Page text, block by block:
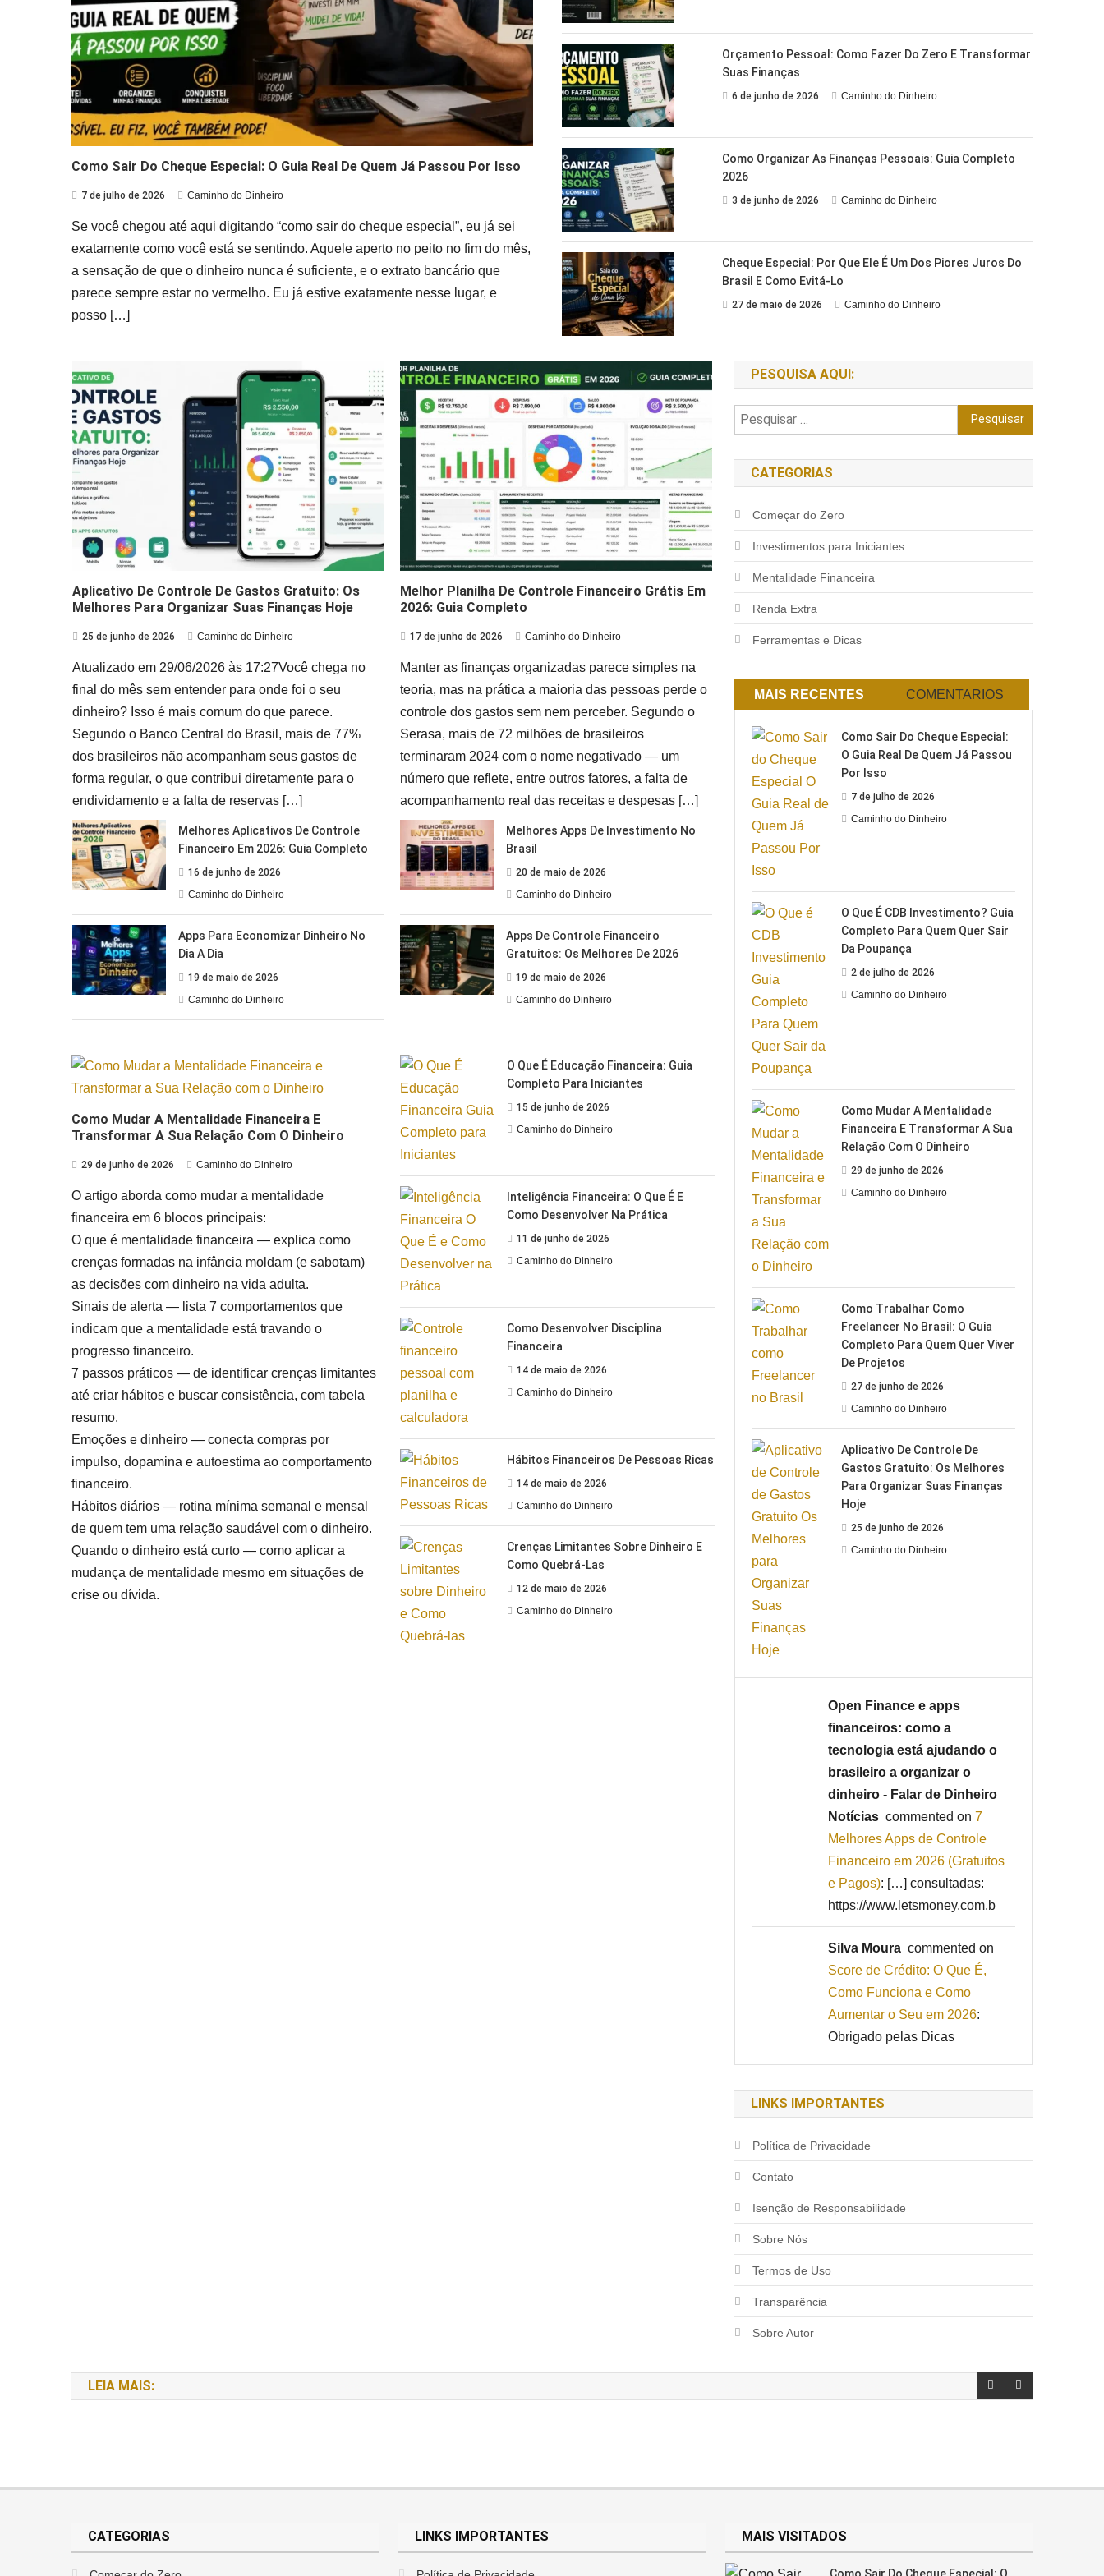
Como Sair Do Cheque Especial: O Guia Real De Quem Já Passou Por Isso
7 de julho de 2026 Caminho do Dinheiro
Se você chegou até aqui digitando “como sair do cheque especial”, eu já sei
exatamente como você está se sentindo. Aquele aperto no peito no fim do mês,
a sensação de que o dinheiro nunca é suficiente, e o extrato bancário que
parece sempre estar no vermelho. Eu já estive exatamente nesse lugar, e
posso […]
Orçamento Pessoal: Como Fazer Do Zero E Transformar
Suas Finanças
6 de junho de 2026 Caminho do Dinheiro
Como Organizar As Finanças Pessoais: Guia Completo
2026
3 de junho de 2026 Caminho do Dinheiro
Cheque Especial: Por Que Ele É Um Dos Piores Juros Do
Brasil E Como Evitá-Lo
27 de maio de 2026 Caminho do Dinheiro
Aplicativo De Controle De Gastos Gratuito: Os
Melhores Para Organizar Suas Finanças Hoje
25 de junho de 2026 Caminho do Dinheiro
Atualizado em 29/06/2026 às 17:27Você chega no
final do mês sem entender para onde foi o seu
dinheiro? Isso é mais comum do que parece.
Segundo o Banco Central do Brasil, mais de 77%
dos brasileiros não acompanham seus gastos de
forma regular, o que contribui diretamente para o
endividamento e a falta de reservas […]
Melhor Planilha De Controle Financeiro Grátis Em
2026: Guia Completo
17 de junho de 2026 Caminho do Dinheiro
Manter as finanças organizadas parece simples na
teoria, mas na prática a maioria das pessoas perde o
controle dos gastos sem nem perceber. Segundo o
Serasa, mais de 72 milhões de brasileiros
terminaram 2024 com o nome negativado — um
número que reflete, entre outros fatores, a falta de
acompanhamento real das receitas e despesas […]
Melhores Aplicativos De Controle
Financeiro Em 2026: Guia Completo
16 de junho de 2026
Caminho do Dinheiro
Melhores Apps De Investimento No
Brasil
20 de maio de 2026
Caminho do Dinheiro
Apps Para Economizar Dinheiro No
Dia A Dia
19 de maio de 2026
Caminho do Dinheiro
Apps De Controle Financeiro
Gratuitos: Os Melhores De 2026
19 de maio de 2026
Caminho do Dinheiro
Como Mudar A Mentalidade Financeira E
Transformar A Sua Relação Com O Dinheiro
29 de junho de 2026 Caminho do Dinheiro
O artigo aborda como mudar a mentalidade
financeira em 6 blocos principais:
O que é mentalidade financeira — explica como
crenças formadas na infância moldam (e sabotam)
as decisões com dinheiro na vida adulta.
Sinais de alerta — lista 7 comportamentos que
indicam que a mentalidade está travando o
progresso financeiro.
7 passos práticos — de identificar crenças limitantes
até criar hábitos e buscar consistência, com tabela
resumo.
Emoções e dinheiro — conecta compras por
impulso, dopamina e autoestima ao comportamento
financeiro.
Hábitos diários — rotina mínima semanal e mensal
de quem tem uma relação saudável com o dinheiro.
Quando o dinheiro está curto — como aplicar a
mudança de mentalidade mesmo em situações de
crise ou dívida.
O Que É Educação Financeira: Guia
Completo Para Iniciantes
15 de junho de 2026
Caminho do Dinheiro
Inteligência Financeira: O Que É E
Como Desenvolver Na Prática
11 de junho de 2026
Caminho do Dinheiro
Como Desenvolver Disciplina
Financeira
14 de maio de 2026
Caminho do Dinheiro
Hábitos Financeiros De Pessoas Ricas
14 de maio de 2026
Caminho do Dinheiro
Crenças Limitantes Sobre Dinheiro E
Como Quebrá-Las
12 de maio de 2026
Caminho do Dinheiro
PESQUISA AQUI:
Pesquisar
por:
CATEGORIAS
Começar do Zero
Investimentos para Iniciantes
Mentalidade Financeira
Renda Extra
Ferramentas e Dicas
MAIS RECENTES COMENTARIOS
Como Sair Do Cheque Especial:
O Guia Real De Quem Já Passou
Por Isso
7 de julho de 2026
Caminho do Dinheiro
O Que É CDB Investimento? Guia
Completo Para Quem Quer Sair
Da Poupança
2 de julho de 2026
Caminho do Dinheiro
Como Mudar A Mentalidade
Financeira E Transformar A Sua
Relação Com O Dinheiro
29 de junho de 2026
Caminho do Dinheiro
Como Trabalhar Como
Freelancer No Brasil: O Guia
Completo Para Quem Quer Viver
De Projetos
27 de junho de 2026
Caminho do Dinheiro
Aplicativo De Controle De
Gastos Gratuito: Os Melhores
Para Organizar Suas Finanças
Hoje
25 de junho de 2026
Caminho do Dinheiro
Open Finance e apps
financeiros: como a
tecnologia está ajudando o
brasileiro a organizar o
dinheiro - Falar de Dinheiro
Notícias commented on7
Melhores Apps de Controle
Financeiro em 2026 (Gratuitos
e Pagos): […] consultadas:
https://www.letsmoney.com.b
Silva Moura commented on
Score de Crédito: O Que É,
Como Funciona e Como
Aumentar o Seu em 2026:
Obrigado pelas Dicas
LINKS IMPORTANTES
Política de Privacidade
Contato
Isenção de Responsabilidade
Sobre Nós
Termos de Uso
Transparência
Sobre Autor
LEIA MAIS:
Começar Do Zero
Como Sair Do Cheque Especial: O Guia Real De Quem Já Passou Por Isso
Começar Do Zero
Como Sair Das Dívidas: O Guia Completo Para Começar Do Zero
CATEGORIAS LINKS IMPORTANTES MAIS VISITADOS
Como Sair Do Cheque Especial: O